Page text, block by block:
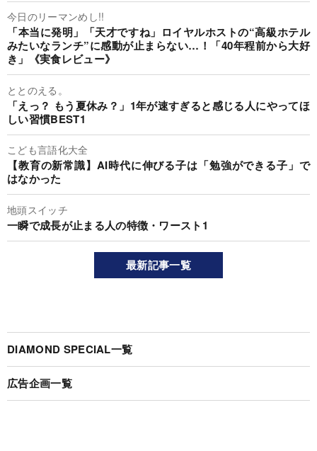
今日のリーマンめし!!
「本当に発明」「天才ですね」ロイヤルホストの“高級ホテル
みたいなランチ”に感動が止まらない…！「40年程前から大好
き」《実食レビュー》
ととのえる。
「えっ？ もう夏休み？」1年が速すぎると感じる人にやってほ
しい習慣BEST1
こども言語化大全
【教育の新常識】AI時代に伸びる子は「勉強ができる子」で
はなかった
地頭スイッチ
一瞬で成長が止まる人の特徴・ワースト1
最新記事一覧
DIAMOND SPECIAL一覧
広告企画一覧